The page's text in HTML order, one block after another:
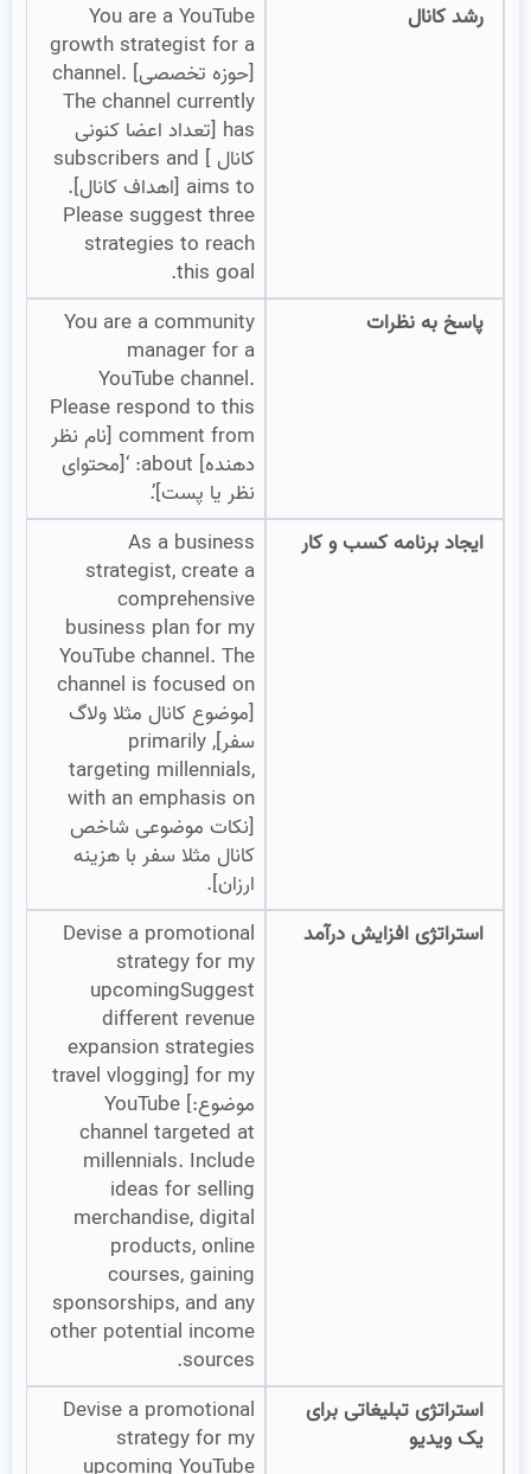
رشد کانال
You are a YouTube
growth strategist for a
[حوزه تخصصی] channel.
The channel currently
has [تعداد اعضا کنونی
کانال ] subscribers and
aims to [اهداف کانال].
Please suggest three
strategies to reach
this goal.
پاسخ به نظرات
You are a community
manager for a
YouTube channel.
Please respond to this
comment from [نام نظر
دهنده] about: ‘[محتوای
نظر یا پست]’.
ایجاد برنامه کسب و کار
As a business
strategist, create a
comprehensive
business plan for my
YouTube channel. The
channel is focused on
[موضوع کانال مثلا ولاگ
سفر], primarily
targeting millennials,
with an emphasis on
[نکات موضوعی شاخص
کانال مثلا سفر با هزینه
ارزان].
استراتژی افزایش درآمد
Devise a promotional
strategy for my
upcomingSuggest
different revenue
expansion strategies
for my [travel vlogging
موضوع:] YouTube
channel targeted at
millennials. Include
ideas for selling
merchandise, digital
products, online
courses, gaining
sponsorships, and any
other potential income
sources.
استراتژی تبلیغاتی برای
یک ویدیو
Devise a promotional
strategy for my
upcoming YouTube